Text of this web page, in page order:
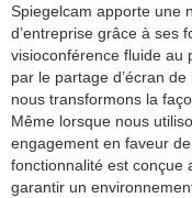
Spiegelcam apporte une
d’entreprise grâce à ses
visioconférence fluide au
par le partage d’écran
nous transformons la
Même lorsque nous
engagement en faveur
fonctionnalité est conçue
garantir un